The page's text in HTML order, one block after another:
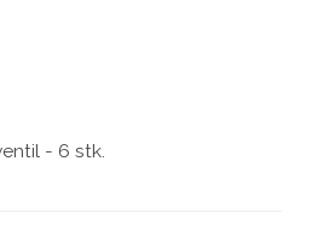
- 6 stk.